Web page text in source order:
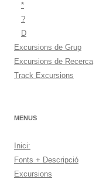
*
?
D
Excursions de Grup
Excursions de Recerca
Track Excursions
MENUS
Inici:
Fonts + Descripció
Excursions